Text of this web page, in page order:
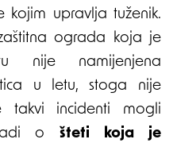
kojim upravlja tuženik.
ograda koja je
nije namijenjena
u letu, stoga nije
takvi incidenti mogli
radi ošteti koja je